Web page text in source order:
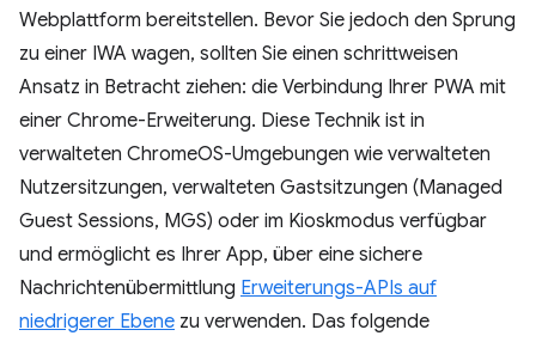
Webplattform bereitstellen. Bevor Sie jedoch den Sprung
zu einer IWA wagen, sollten Sie einen schrittweisen
Ansatz in Betracht ziehen: die Verbindung Ihrer PWA mit
einer Chrome-Erweiterung. Diese Technik ist in
verwalteten ChromeOS-Umgebungen wie verwalteten
Nutzersitzungen, verwalteten Gastsitzungen (Managed
Guest Sessions, MGS) oder im Kioskmodus verfügbar
und ermöglicht es Ihrer App, über eine sichere
Nachrichtenübermittlung Erweiterungs-APIs auf
niedrigerer Ebene zu verwenden. Das folgende